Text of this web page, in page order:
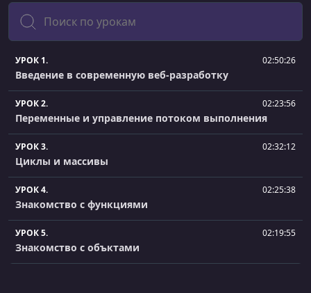
Поиск
УРОК 1. 02:50:26
Введение в современную веб-разработку
УРОК 2. 02:23:56
Переменные и управление потоком выполнения
УРОК 3. 02:32:12
Циклы и массивы
УРОК 4. 02:25:38
Знакомство с функциями
УРОК 5. 02:19:55
Знакомство с объктами